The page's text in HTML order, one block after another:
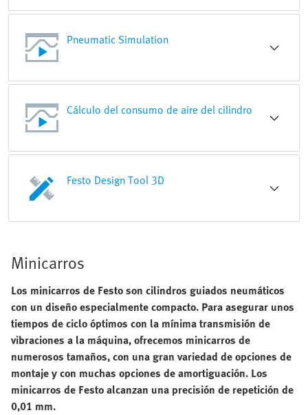
Pneumatic Simulation
Cálculo del consumo de aire del cilindro
Festo Design Tool 3D
Minicarros
Los minicarros de Festo son cilindros guiados neumáticos
con un diseño especialmente compacto. Para asegurar unos
tiempos de ciclo óptimos con la mínima transmisión de
vibraciones a la máquina, ofrecemos minicarros de
numerosos tamaños, con una gran variedad de opciones de
montaje y con muchas opciones de amortiguación. Los
minicarros de Festo alcanzan una precisión de repetición de
0,01 mm.